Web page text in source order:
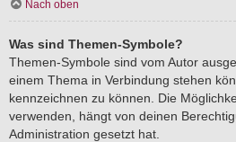
Nach oben
Was sind Themen-Symbole?
Themen-Symbole sind vom Autor
einem Thema in Verbindung stehen
kennzeichnen zu können. Die
verwenden, hängt von deinen
Administration gesetzt hat.